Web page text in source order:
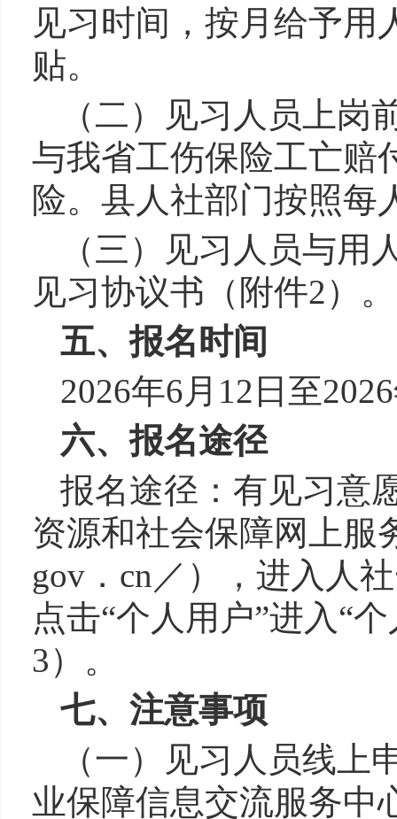
见习时间，按月给予用
贴。
（二）见习人员上岗
与我省工伤保险工亡赔
险。 县人社部门按照每
（三）见习人员与
见习协议书（附件2）。
五、报名时间
2026年6月 12 日至2026
六、报名途径
报名途径：有见习意
资源和社会保障网上服
gov．cn／）
，进入 人
点击“个人用户”进入“
3）。
七、 注意事项
（一）见习人员线上
业保障信息交流服务中